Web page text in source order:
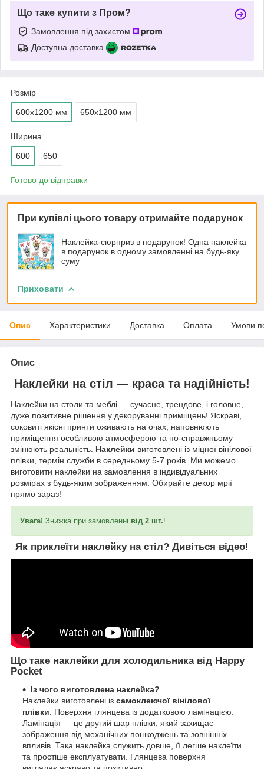
Що таке купити з Пром?
Замовлення під захистом
Доступна доставка
Розмір
600х1200 мм 650х1200 мм
Ширина
600 650
Готово до відправки
При купівлі цього товару отримайте подарунок
Наклейка-сюрприз в подарунок! Одна наклейка
в подарунок в одному замовленні на будь-яку
суму
Приховати
Опис Характеристики Доставка Оплата Умови
Опис
Наклейки на стіл — краса та надійність!
Наклейки на столи та меблі — сучасне, трендове, і головне,
дуже позитивне рішення у декоруванні приміщень! Яскраві,
соковиті якісні принти оживають на очах, наповнюють
приміщення особливою атмосферою та по-справжньому
змінюють реальність. Наклейки виготовлені із міцної вінілової
плівки, термін служби в середньому 5-7 років. Ми можемо
виготовити наклейки на замовлення в індивідуальних
розмірах з будь-яким зображенням. Обирайте декор мрії
прямо зараз!
Увага! Знижка при замовленні від 2 шт.!
Як приклеїти наклейку на стіл? Дивіться відео!
Що таке наклейки для холодильника від Happy
Pocket
Із чого виготовлена наклейка?
Наклейки виготовлені із самоклеючої вінілової
плівки . Поверхня глянцева із додатковою ламінацією.
Ламінація — це другий шар плівки, який захищає
зображення від механічних пошкоджень та зовнішніх
впливів. Така наклейка служить довше, її легше наклеїти
та простіше експлуатувати. Глянцева поверхня